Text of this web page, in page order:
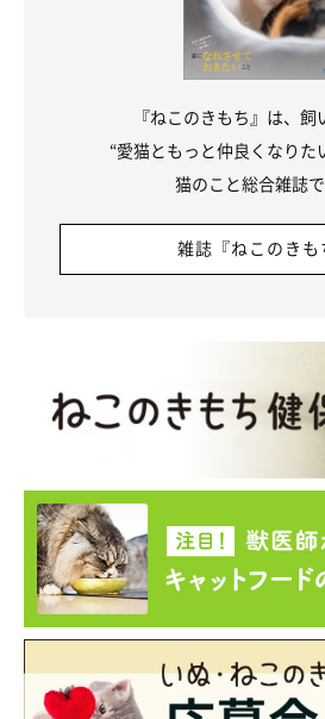
『ねこのきもち』は、飼
“愛猫ともっと仲良くなりた
猫のこと総合雑誌で
雑誌『ねこのきも